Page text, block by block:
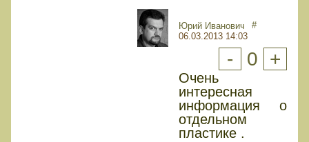
Юрий Иванович
06.03.2013 14:03
#
- 0 +
Очень
интересная
информация о
отдельном
пластике .